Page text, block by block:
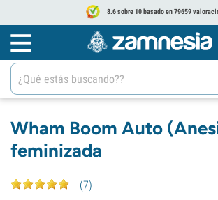
8.6 sobre 10 basado en 79659
Wham Boom Auto
feminizada
(7)